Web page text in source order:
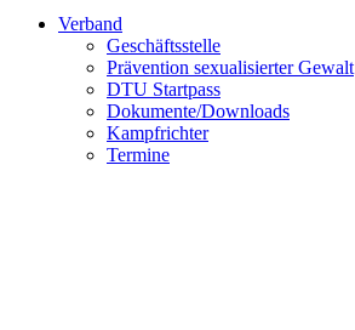
Verband
Geschäftsstelle
Prävention sexualisierter Gewalt
DTU Startpass
Dokumente/Downloads
Kampfrichter
Termine